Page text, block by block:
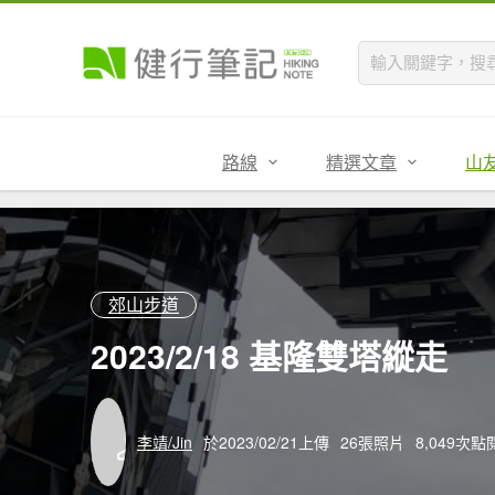
路線 精選文章 山
郊山步道
2023/2/18 基隆雙塔縱走
李靖/Jin 於2023/02/21上傳 26張照片 8,049次點